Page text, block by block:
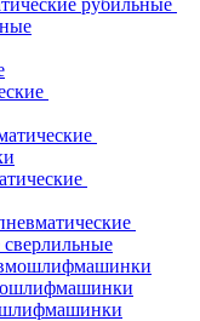
рубильные